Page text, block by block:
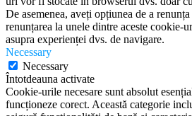
De asemenea, aveți opțiunea de a
renunțarea la unele dintre aceste cookie-
asupra experienței dvs. de navigare.
Necessary
Necessary
Întotdeauna activate
Cookie-urile necesare sunt absolut
funcționeze corect. Această categorie